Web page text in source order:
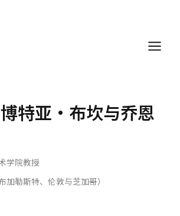
特亚·布坎与乔恩
学院教授
加勒斯特、伦敦与芝加哥）